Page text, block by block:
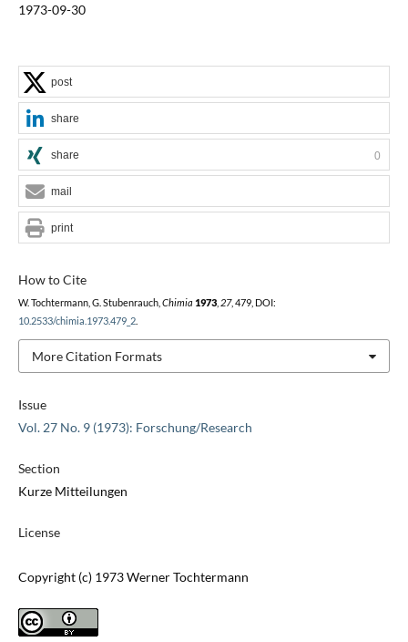
1973-09-30
Issue
Vol. 27 No. 9 (1973): Forschung/Research
Section
Kurze Mitteilungen
License
Copyright (c) 1973 Werner Tochtermann
How to Cite
W. Tochtermann, G. Stubenrauch, Chimia 1973, 27, 479, DOI:
10.2533/chimia.1973.479_2.
More Citation Formats
post
share
share 0
mail
print